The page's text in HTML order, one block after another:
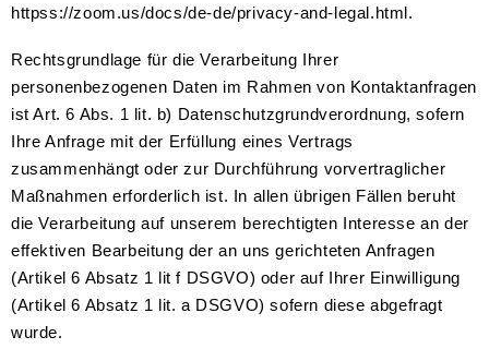
httpss://zoom.us/docs/de-de/privacy-and-legal.html.
Rechtsgrundlage für die Verarbeitung Ihrer
personenbezogenen Daten im Rahmen von Kontaktanfragen
ist Art. 6 Abs. 1 lit. b) Datenschutzgrundverordnung, sofern
Ihre Anfrage mit der Erfüllung eines Vertrags
zusammenhängt oder zur Durchführung vorvertraglicher
Maßnahmen erforderlich ist. In allen übrigen Fällen beruht
die Verarbeitung auf unserem berechtigten Interesse an der
effektiven Bearbeitung der an uns gerichteten Anfragen
(Artikel 6 Absatz 1 lit f DSGVO) oder auf Ihrer Einwilligung
(Artikel 6 Absatz 1 lit. a DSGVO) sofern diese abgefragt
wurde.